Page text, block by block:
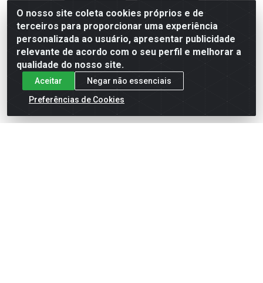
O nosso site coleta cookies próprios e de
terceiros para proporcionar uma experiência
personalizada ao usuário, apresentar publicidade
relevante de acordo com o seu perfil e melhorar a
qualidade do nosso site.
Aceitar
Negar não essenciais
Preferências de Cookies
Formas de Pagamento